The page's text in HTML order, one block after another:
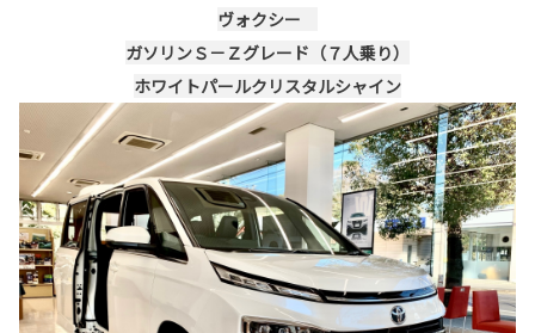
ヴォクシー
ガソリンＳ－Ｚグレード（７人乗り）
ホワイトパールクリスタルシャイン